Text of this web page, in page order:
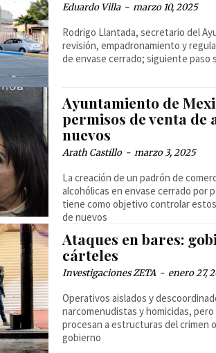
Eduardo Villa - marzo 10, 2025
Rodrigo Llantada, secretario del
revisión, empadronamiento y
de envase cerrado; siguiente paso
Ayuntamiento de
permisos de venta
nuevos
Arath Castillo - marzo 3, 2025
La creación de un padrón de
alcohólicas en envase cerrado por
tiene como objetivo controlar
de nuevos
Ataques en bares:
cárteles
Investigaciones ZETA - enero 27,
Operativos aislados y
narcomenudistas y homicidas,
procesan a estructuras del crimen
gobierno